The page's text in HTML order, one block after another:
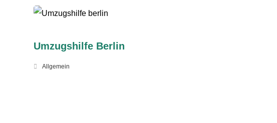
Umzugshilfe Berlin
Allgemein